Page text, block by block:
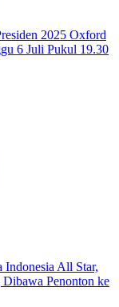
2025 Oxford
6 Juli Pukul 19.30
All Star,
Penonton ke